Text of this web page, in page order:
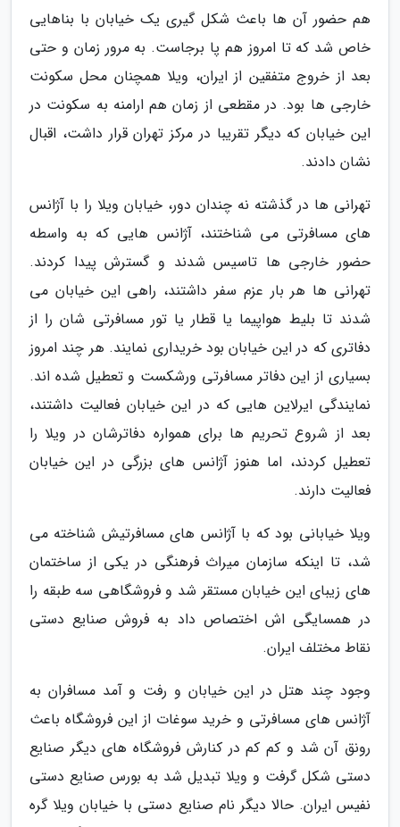
هم حضور آن ها باعث شکل گیری یک خیابان با بناهایی
خاص شد که تا امروز هم پا برجاست. به مرور زمان و حتی
بعد از خروج متفقین از ایران، ویلا همچنان محل سکونت
خارجی ها بود. در مقطعی از زمان هم ارامنه به سکونت در
این خیابان که دیگر تقریبا در مرکز تهران قرار داشت، اقبال
نشان دادند.
تهرانی ها در گذشته نه چندان دور، خیابان ویلا را با آژانس
های مسافرتی می شناختند، آژانس هایی که به واسطه
حضور خارجی ها تاسیس شدند و گسترش پیدا کردند.
تهرانی ها هر بار عزم سفر داشتند، راهی این خیابان می
شدند تا بلیط هواپیما یا قطار یا تور مسافرتی شان را از
دفاتری که در این خیابان بود خریداری نمایند. هر چند امروز
بسیاری از این دفاتر مسافرتی ورشکست و تعطیل شده اند.
نمایندگی ایرلاین هایی که در این خیابان فعالیت داشتند،
بعد از شروع تحریم ها برای همواره دفاترشان در ویلا را
تعطیل کردند، اما هنوز آژانس های بزرگی در این خیابان
فعالیت دارند.
ویلا خیابانی بود که با آژانس های مسافرتیش شناخته می
شد، تا اینکه سازمان میراث فرهنگی در یکی از ساختمان
های زیبای این خیابان مستقر شد و فروشگاهی سه طبقه را
در همسایگی اش اختصاص داد به فروش صنایع دستی
نقاط مختلف ایران.
وجود چند هتل در این خیابان و رفت و آمد مسافران به
آژانس های مسافرتی و خرید سوغات از این فروشگاه باعث
رونق آن شد و کم کم در کنارش فروشگاه های دیگر صنایع
دستی شکل گرفت و ویلا تبدیل شد به بورس صنایع دستی
نفیس ایران. حالا دیگر نام صنایع دستی با خیابان ویلا گره